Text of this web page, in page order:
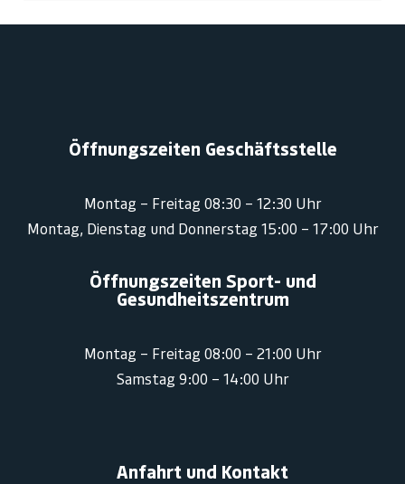
Öffnungszeiten Geschäftsstelle
Montag – Freitag 08:30 – 12:30 Uhr
Montag, Dienstag und Donnerstag 15:00 – 17:00 Uhr
Öffnungszeiten Sport- und
Gesundheitszentrum
Montag – Freitag 08:00 – 21:00 Uhr
Samstag 9:00 – 14:00 Uhr
Anfahrt und Kontakt